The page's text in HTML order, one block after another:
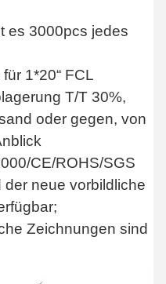
es 3000pcs jedes
1*20“ FCL
T/T 30%,
oder gegen, von
CE/ROHS/SGS
der neue vorbildliche
Zeichnungen sind